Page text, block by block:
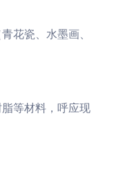
花瓷、水墨画、
等材料，呼应现